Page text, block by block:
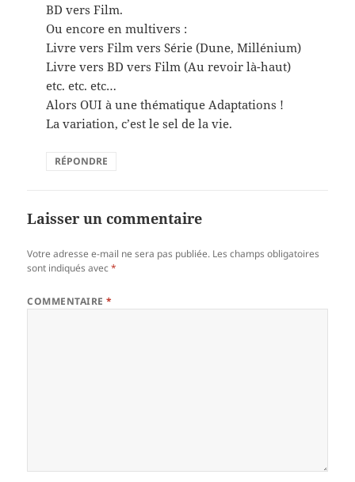
BD vers Film.
Ou encore en multivers :
Livre vers Film vers Série (Dune, Millénium)
Livre vers BD vers Film (Au revoir là-haut)
etc. etc. etc…
Alors OUI à une thématique Adaptations !
La variation, c’est le sel de la vie.
RÉPONDRE
Laisser un commentaire
Votre adresse e-mail ne sera pas publiée. Les champs obligatoires
sont indiqués avec*
COMMENTAIRE*